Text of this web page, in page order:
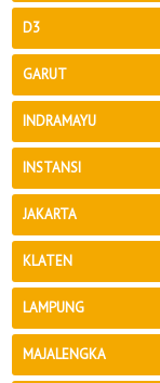
D3
GARUT
INDRAMAYU
INSTANSI
JAKARTA
KLATEN
LAMPUNG
MAJALENGKA